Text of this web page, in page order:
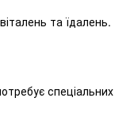
та їдалень.
спеціальних